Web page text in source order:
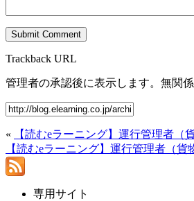
Trackback URL
管理者の承認後に表示します。無関
«
【読むeラーニング】運行管理者（
【読むeラーニング】運行管理者（貨
専用サイト